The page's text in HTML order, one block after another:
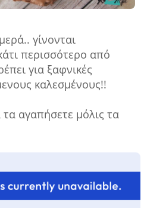
γίνονται
περισσότερο από
για ξαφνικές
καλεσμένους!!
τα αγαπήσετε μόλις τα